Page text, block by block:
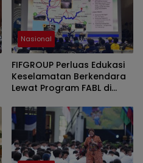
Nasional
FIFGROUP Perluas Edukasi
Keselamatan Berkendara
Lewat Program FABL di